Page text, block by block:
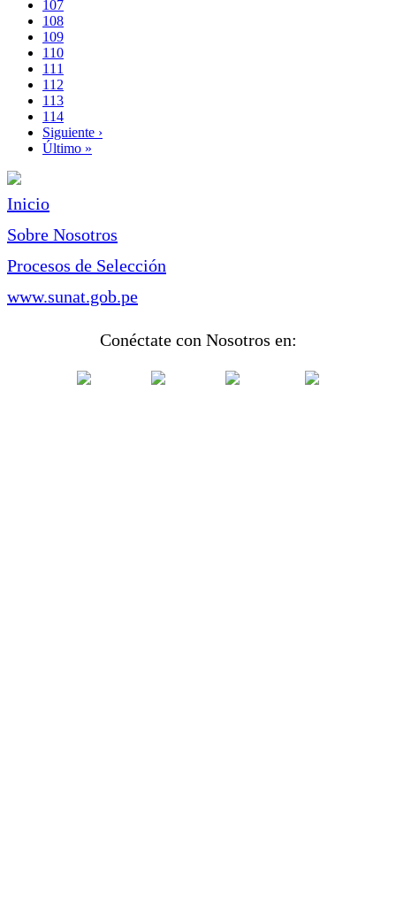
Page
107
Page
108
Page
109
Página
actual
110
Page
111
Page
112
Page
113
Page
114
Siguiente
página
Siguiente ›
Última
Último »
Inicio
Sobre Nosotros
Procesos de Selección
www.sunat.gob.pe
Conéctate con Nosotros en: